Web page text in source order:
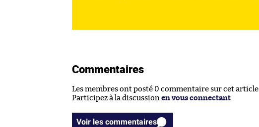
Commentaires
Les membres ont posté 0 commentaire sur cet article.
Participez à la discussion en vous connectant
Voir les commentaires